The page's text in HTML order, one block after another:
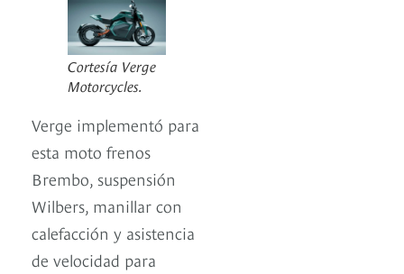
Cortesía Verge
Motorcycles.
Verge implementó para
esta moto frenos
Brembo, suspensión
Wilbers, manillar con
calefacción y asistencia
de velocidad para